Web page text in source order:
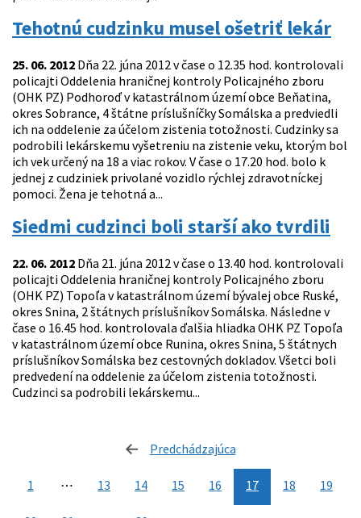
Tehotnú cudzinku musel ošetriť lekár
25. 06. 2012 Dňa 22. júna 2012 v čase o 12.35 hod. kontrolovali
policajti Oddelenia hraničnej kontroly Policajného zboru
(OHK PZ) Podhoroď v katastrálnom území obce Beňatina,
okres Sobrance, 4 štátne príslušníčky Somálska a predviedli
ich na oddelenie za účelom zistenia totožnosti. Cudzinky sa
podrobili lekárskemu vyšetreniu na zistenie veku, ktorým bol
ich vek určený na 18 a viac rokov. V čase o 17.20 hod. bolo k
jednej z cudziniek privolané vozidlo rýchlej zdravotníckej
pomoci. Žena je tehotná a...
Siedmi cudzinci boli starší ako tvrdili
22. 06. 2012 Dňa 21. júna 2012 v čase o 13.40 hod. kontrolovali
policajti Oddelenia hraničnej kontroly Policajného zboru
(OHK PZ) Topoľa v katastrálnom území bývalej obce Ruské,
okres Snina, 2 štátnych príslušníkov Somálska. Následne v
čase o 16.45 hod. kontrolovala ďalšia hliadka OHK PZ Topoľa
v katastrálnom území obce Runina, okres Snina, 5 štátnych
príslušníkov Somálska bez cestovných dokladov. Všetci boli
predvedení na oddelenie za účelom zistenia totožnosti.
Cudzinci sa podrobili lekárskemu...
Predchádzajúca
1 ⋯ 13 14 15 16 17 18 19